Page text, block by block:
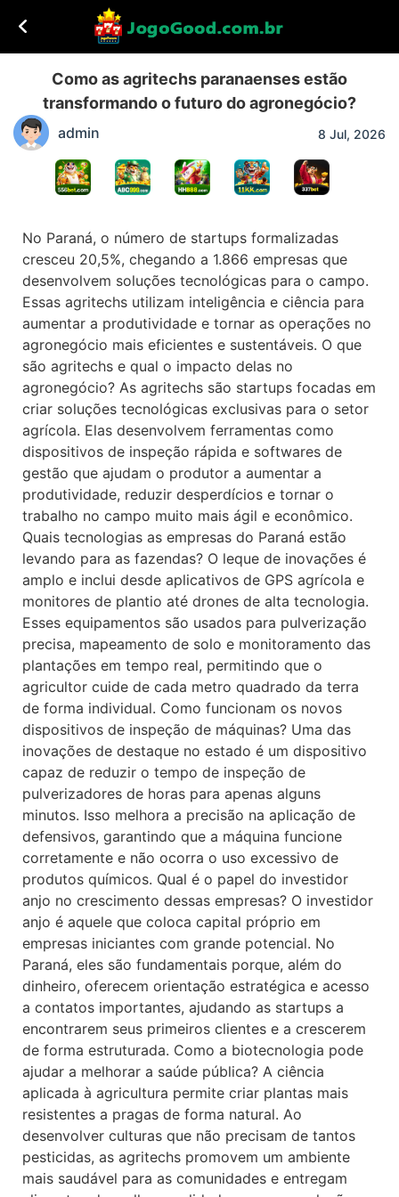
Como as agritechs paranaenses estão
transformando o futuro do agronegócio?
admin 8 Jul, 2026
No Paraná, o número de startups formalizadas
cresceu 20,5%, chegando a 1.866 empresas que
desenvolvem soluções tecnológicas para o campo.
Essas agritechs utilizam inteligência e ciência para
aumentar a produtividade e tornar as operações no
agronegócio mais eficientes e sustentáveis. O que
são agritechs e qual o impacto delas no
agronegócio? As agritechs são startups focadas em
criar soluções tecnológicas exclusivas para o setor
agrícola. Elas desenvolvem ferramentas como
dispositivos de inspeção rápida e softwares de
gestão que ajudam o produtor a aumentar a
produtividade, reduzir desperdícios e tornar o
trabalho no campo muito mais ágil e econômico.
Quais tecnologias as empresas do Paraná estão
levando para as fazendas? O leque de inovações é
amplo e inclui desde aplicativos de GPS agrícola e
monitores de plantio até drones de alta tecnologia.
Esses equipamentos são usados para pulverização
precisa, mapeamento de solo e monitoramento das
plantações em tempo real, permitindo que o
agricultor cuide de cada metro quadrado da terra
de forma individual. Como funcionam os novos
dispositivos de inspeção de máquinas? Uma das
inovações de destaque no estado é um dispositivo
capaz de reduzir o tempo de inspeção de
pulverizadores de horas para apenas alguns
minutos. Isso melhora a precisão na aplicação de
defensivos, garantindo que a máquina funcione
corretamente e não ocorra o uso excessivo de
produtos químicos. Qual é o papel do investidor
anjo no crescimento dessas empresas? O investidor
anjo é aquele que coloca capital próprio em
empresas iniciantes com grande potencial. No
Paraná, eles são fundamentais porque, além do
dinheiro, oferecem orientação estratégica e acesso
a contatos importantes, ajudando as startups a
encontrarem seus primeiros clientes e a crescerem
de forma estruturada. Como a biotecnologia pode
ajudar a melhorar a saúde pública? A ciência
aplicada à agricultura permite criar plantas mais
resistentes a pragas de forma natural. Ao
desenvolver culturas que não precisam de tantos
pesticidas, as agritechs promovem um ambiente
mais saudável para as comunidades e entregam